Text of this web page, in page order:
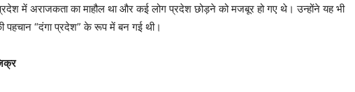
में अराजकता का माहौल था और कई लोग प्रदेश छोड़ने को मजबूर हो गए थे। उन्होंने यह भी
पहचान “दंगा प्रदेश” के रूप में बन गई थी।